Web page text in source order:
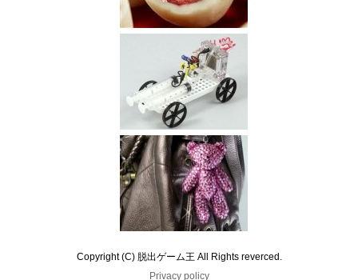
Copyright (C) 脱出ゲーム王 All Rights reverced.
Privacy policy